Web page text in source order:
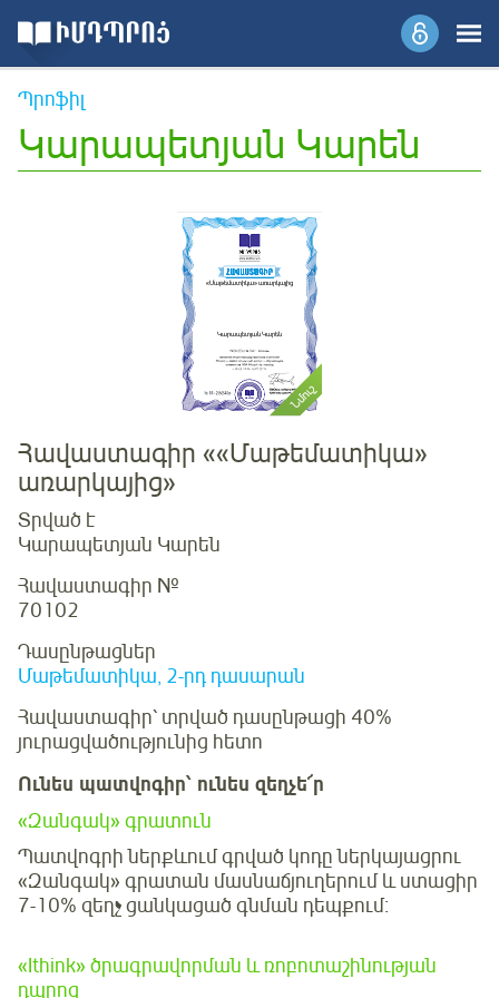
Պրոֆիլ
Կարապետյան Կարեն
«Մաթեմատիկա» առարկայից
Կարապետյան Կարեն
Հավաստագիր ««Մաթեմատիկա»
առարկայից»
Տրված է
Կարապետյան Կարեն
Հավաստագիր №
70102
Դասընթացներ
Մաթեմատիկա, 2-րդ դասարան
Հավաստագիր՝ տրված դասընթացի 40%
յուրացվածությունից հետո
Ունես պատվոգիր՝ ունես զեղչե՜ր
«Զանգակ» գրատուն
Պատվոգրի ներքևում գրված կոդը ներկայացրու
«Զանգակ» գրատան մասնաճյուղերում և ստացիր
7-10% զեղչ ցանկացած գնման դեպքում։
«Ithink» ծրագրավորման և ռոբոտաշինության
դպրոց